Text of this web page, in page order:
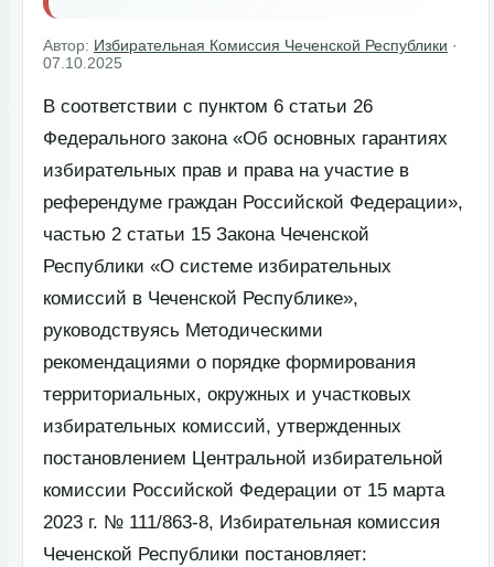
Автор: Избирательная Комиссия Чеченской Республики ·
07.10.2025
В соответствии с пунктом 6 статьи 26
Федерального закона «Об основных гарантиях
избирательных прав и права на участие в
референдуме граждан Российской Федерации»,
частью 2 статьи 15 Закона Чеченской
Республики «О системе избирательных
комиссий в Чеченской Республике»,
руководствуясь Методическими
рекомендациями о порядке формирования
территориальных, окружных и участковых
избирательных комиссий, утвержденных
постановлением Центральной избирательной
комиссии Российской Федерации от 15 марта
2023 г. № 111/863-8, Избирательная комиссия
Чеченской Республики постановляет: